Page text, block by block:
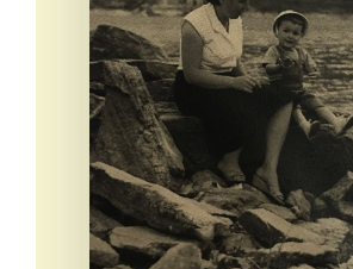
Eventi e notizie